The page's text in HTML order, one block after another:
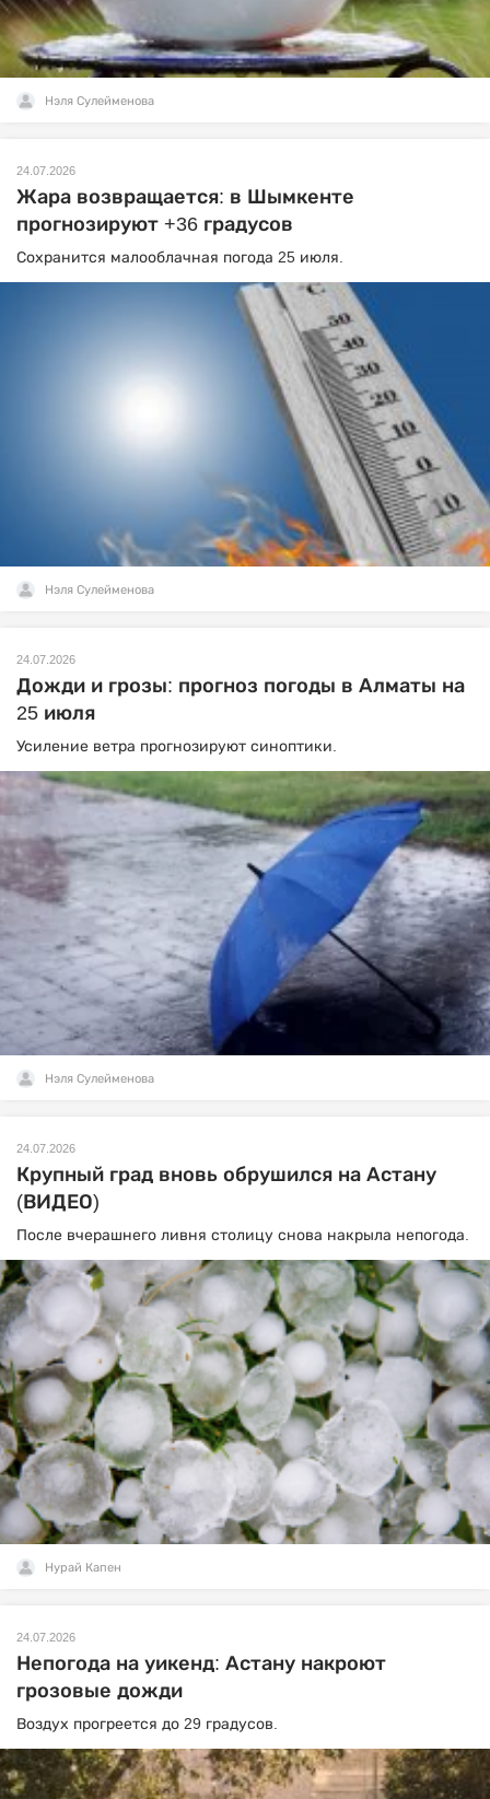
Нэля Сулейменова
24.07.2026
Жара возвращается: в Шымкенте
прогнозируют +36 градусов
Сохранится малооблачная погода 25 июля.
Нэля Сулейменова
24.07.2026
Дожди и грозы: прогноз погоды в Алматы на
25 июля
Усиление ветра прогнозируют синоптики.
Нэля Сулейменова
24.07.2026
Крупный град вновь обрушился на Астану
(ВИДЕО)
После вчерашнего ливня столицу снова накрыла непогода.
Нурай Капен
24.07.2026
Непогода на уикенд: Астану накроют
грозовые дожди
Воздух прогреется до 29 градусов.